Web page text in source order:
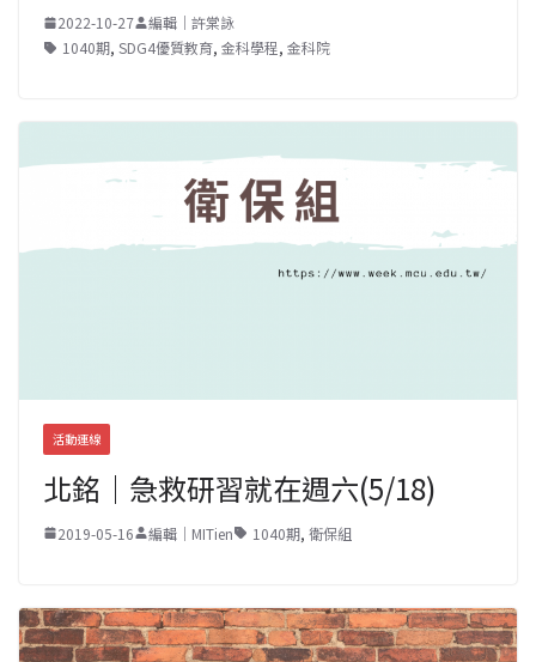
2022-10-27
編輯｜許棠詠
1040期, SDG4優質教育, 金科學程, 金科院
活動連線
北銘｜急救研習就在週六(5/18)
2019-05-16 編輯｜MITien 1040期, 衛保組